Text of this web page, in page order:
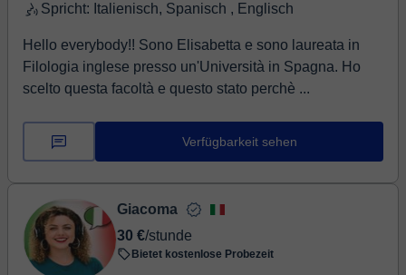
Spricht: Italienisch, Spanisch , Englisch
Hello everybody!! Sono Elisabetta e sono laureata in
Filologia inglese presso un'Università in Spagna. Ho
scelto questa facoltà e questo stato perchè ...
Verfügbarkeit sehen
Giacoma
30 €/stunde
Bietet kostenlose Probezeit